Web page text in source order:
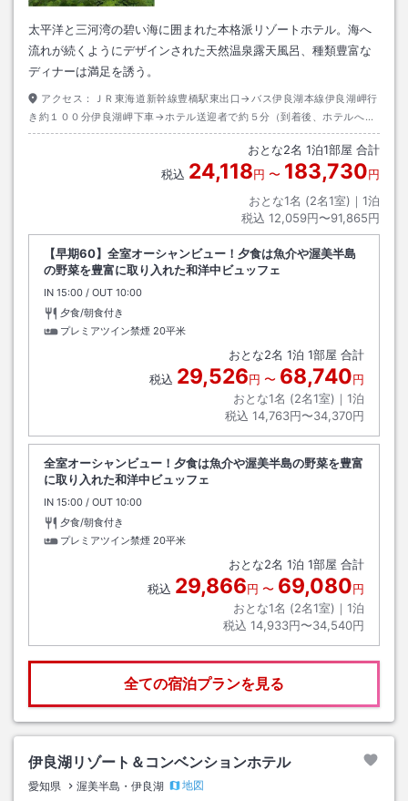
太平洋と三河湾の碧い海に囲まれた本格派リゾートホテル。海へ
流れが続くようにデザインされた天然温泉露天風呂、種類豊富な
ディナーは満足を誘う。
アクセス：
ＪＲ東海道新幹線豊橋駅東出口→バス伊良湖本線伊良湖岬行
き約１００分伊良湖岬下車→ホテル送迎者で約５分（到着後、ホテルへお
電話ください）
おとな2名 1泊1部屋 合計
税込 24,118円 〜 183,730円
おとな1名 (2名1室)｜ 1泊
税込 12,059円〜91,865円
【早期60】全室オーシャンビュー！夕食は魚介や渥美半島
の野菜を豊富に取り入れた和洋中ビュッフェ
IN チェックイン
15:00 / OUT チェックアウト
10:00
夕食/朝食付き
プレミアツイン禁煙 20平米
おとな2名 1泊 1部屋 合計
税込 29,526円 〜 68,740円
おとな1名 (2名1室)｜ 1泊
税込 14,763円〜34,370円
全室オーシャンビュー！夕食は魚介や渥美半島の野菜を豊富
に取り入れた和洋中ビュッフェ
IN チェックイン
15:00 / OUT チェックアウト
10:00
夕食/朝食付き
プレミアツイン禁煙 20平米
おとな2名 1泊 1部屋 合計
税込 29,866円 〜 69,080円
おとな1名 (2名1室)｜ 1泊
税込 14,933円〜34,540円
全ての宿泊プランを見る
伊良湖リゾート＆コンベンションホテル
愛知県 渥美半島・伊良湖
地図